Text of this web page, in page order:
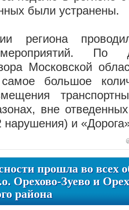
были устранены.
региона
По
Московской
большое
вне
нарушения) и
прошла во всех
Орехово-Зуево и
района